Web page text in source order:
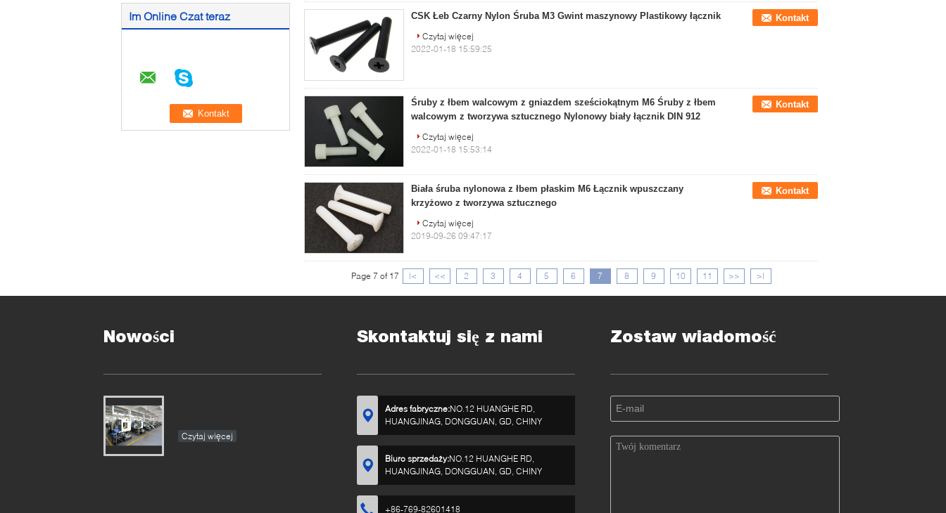
Im Online Czat teraz CSK Łeb Czarny Nylon Śruba M3 Gwint maszynowy Plastikowy łącznik
Kontakt
Czytaj więcej
2022-01-18 15:59:25
Śruby z łbem walcowym z gniazdem sześciokątnym M6 Śruby z łbem
walcowym z tworzywa sztucznego Nylonowy biały łącznik DIN 912
Kontakt
Czytaj więcej
2022-01-18 15:53:14
Biała śruba nylonowa z łbem płaskim M6 Łącznik wpuszczany
krzyżowo z tworzywa sztucznego
Kontakt
Czytaj więcej
2019-09-26 09:47:17
Page 7 of 17 |< << 2 3 4 5 6 7 8 9 10 11 >> >|
Nowości
Czytaj więcej
Skontaktuj się z nami
Adres fabryczne:NO.12 HUANGHE RD,
HUANGJINAG, DONGGUAN, GD, CHINY
Biuro sprzedaży:NO.12 HUANGHE RD,
HUANGJINAG, DONGGUAN, GD, CHINY
+86-769-82601418
Zostaw wiadomość